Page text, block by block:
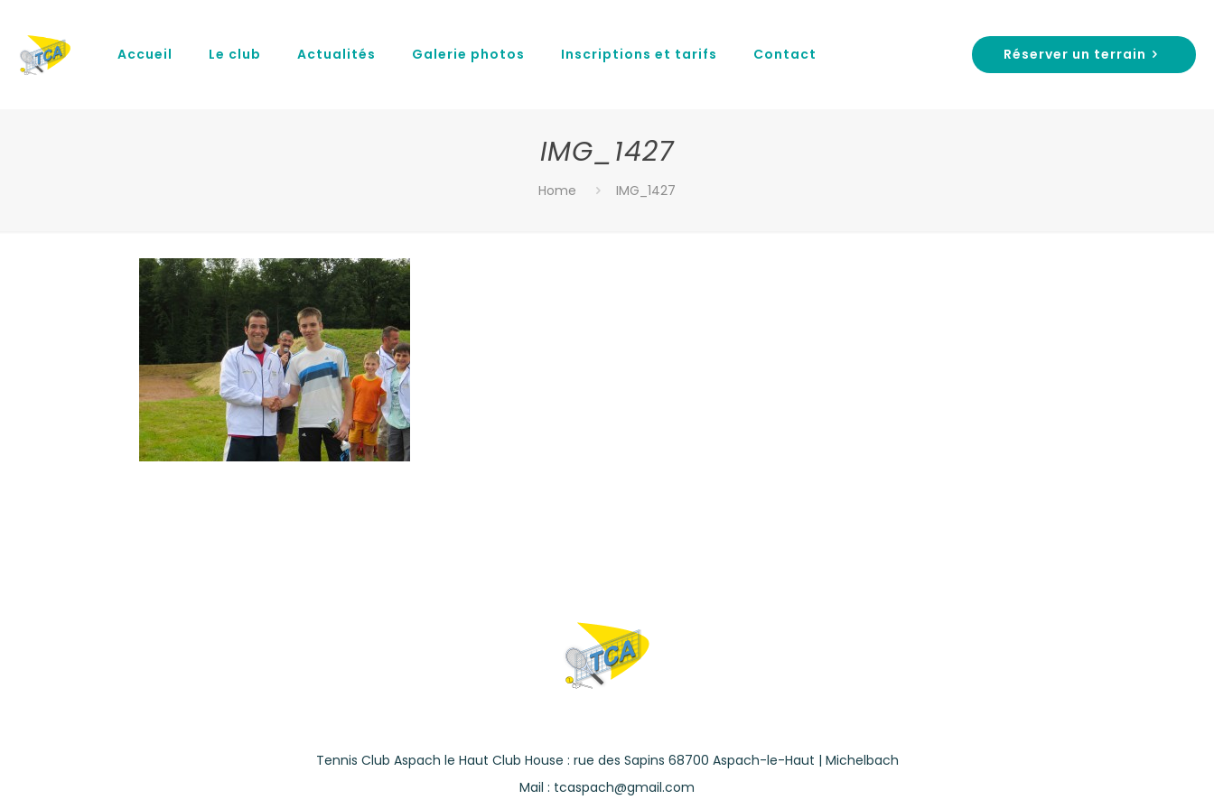
Accueil Le club Actualités Galerie photos Inscriptions et tarifs Contact Réserver un terrain
IMG_1427
Home IMG_1427
Tennis Club Aspach le Haut Club House : rue des Sapins 68700 Aspach-le-Haut | Michelbach
Mail : tcaspach@gmail.com